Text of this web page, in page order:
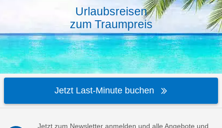
Urlaubsreisen
zum Traumpreis
Jetzt Last-Minute buchen
Jetzt zum Newsletter anmelden und alle Angebote und